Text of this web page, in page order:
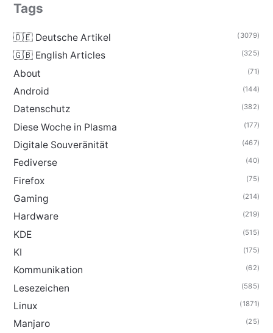
Tags
🇩🇪 Deutsche Artikel (3079)
🇬🇧 English Articles (325)
About (71)
Android (144)
Datenschutz (382)
Diese Woche in Plasma (177)
Digitale Souveränität (467)
Fediverse (40)
Firefox (75)
Gaming (214)
Hardware (219)
KDE (515)
KI (175)
Kommunikation (62)
Lesezeichen (585)
Linux (1871)
Manjaro (25)